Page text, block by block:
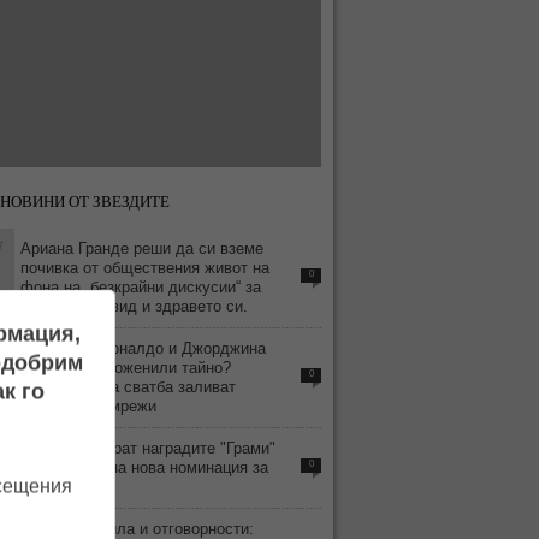
ОТ ЗВЕЗДИТЕ
Ариана Гранде реши да си вземе
почивка от обществения живот на
фона на „безкрайни дискусии“ за
външния си вид и здравето си.
0
Кристиано Роналдо и Джорджина
Родригес се оженили тайно?
Слуховете за сватба заливат
социалните мрежи
0
BTS бойкотират наградите "Грами"
заради спорна нова номинация за
азиатски поп
0
Строги правила и отговорности:
го